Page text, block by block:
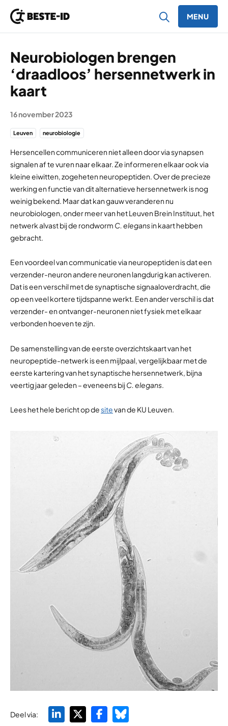
MENU
Neurobiologen brengen
‘draadloos’ hersennetwerk in
kaart
16 november 2023
Leuven neurobiologie
Hersencellen communiceren niet alleen door via synapsen
signalen af te vuren naar elkaar. Ze informeren elkaar ook via
kleine eiwitten, zogeheten neuropeptiden. Over de precieze
werking en functie van dit alternatieve hersennetwerk is nog
weinig bekend. Maar dat kan gauw veranderen nu
neurobiologen, onder meer van het Leuven Brein Instituut, het
netwerk alvast bij de rondworm C. elegansin kaart hebben
gebracht.
Een voordeel van communicatie via neuropeptiden is dat een
verzender-neuron andere neuronen langdurig kan activeren.
Dat is een verschil met de synaptische signaaloverdracht, die
op een veel kortere tijdspanne werkt. Een ander verschil is dat
verzender- en ontvanger-neuronen niet fysiek met elkaar
verbonden hoeven te zijn.
De samenstelling van de eerste overzichtskaart van het
neuropeptide-netwerk is een mijlpaal, vergelijkbaar met de
eerste kartering van het synaptische hersennetwerk, bijna
veertig jaar geleden – eveneens bijC. elegans
Lees het hele bericht op desitevan de KU Leuven.
Deel via: